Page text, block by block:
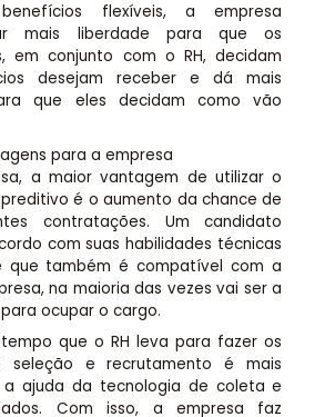
flexíveis, a empresa
mais liberdade para que os
em conjunto com o RH, decidam
desejam receber e dá mais
que eles decidam como vão
para a empresa
a maior vantagem de utilizar o
é o aumento da chance de
contratações. Um candidato
com suas habilidades técnicas
que também é compatível com a
na maioria das vezes vai ser a
ocupar o cargo.
que o RH leva para fazer os
seleção e recrutamento é mais
a ajuda da tecnologia de coleta e
Com isso, a empresa faz